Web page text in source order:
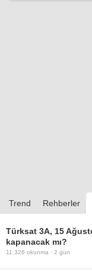
Trend Rehberler
Türksat 3A, 15
kapanacak mı?
11.326 okunma · 2 gün